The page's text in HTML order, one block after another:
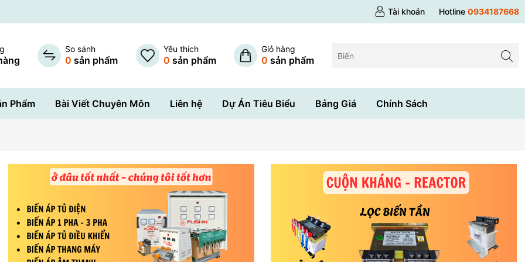
Tài khoản Hotline 0934187668
So sánh
0 sản phẩm
Yêu thích
0 sản phẩm
Giỏ hàng
0 sản phẩm
Phẩm Bài Viết Chuyên Môn Liên hệ Dự Án Tiêu Biểu Bảng Giá Chính Sách